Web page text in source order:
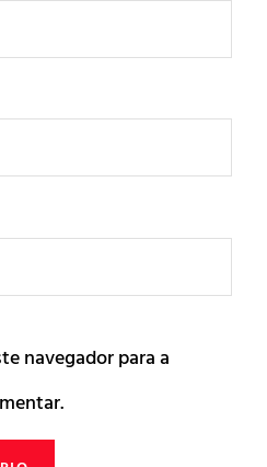
navegador para a